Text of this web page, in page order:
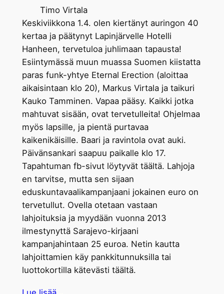
Timo Virtala
Keskiviikkona 1.4. olen kiertänyt auringon 40
kertaa ja päätynyt Lapinjärvelle Hotelli
Hanheen, tervetuloa juhlimaan tapausta!
Esiintymässä muun muassa Suomen kiistatta
paras funk-yhtye Eternal Erection (aloittaa
aikaisintaan klo 20), Markus Virtala ja taikuri
Kauko Tamminen. Vapaa pääsy. Kaikki jotka
mahtuvat sisään, ovat tervetulleita! Ohjelmaa
myös lapsille, ja pientä purtavaa
kaikenikäisille. Baari ja ravintola ovat auki.
Päivänsankari saapuu paikalle klo 17.
Tapahtuman fb-sivut löytyvät täältä. Lahjoja
en tarvitse, mutta sen sijaan
eduskuntavaalikampanjaani jokainen euro on
tervetullut. Ovella otetaan vastaan
lahjoituksia ja myydään vuonna 2013
ilmestynyttä Sarajevo-kirjaani
kampanjahintaan 25 euroa. Netin kautta
lahjoittamien käy pankkitunnuksilla tai
luottokortilla kätevästi täältä.